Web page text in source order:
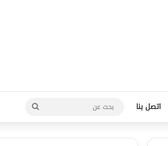
اتصل بنا
بحث
عن